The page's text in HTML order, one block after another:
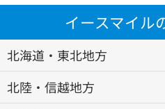
イースマイル
北海道・東北地方
北陸・信越地方